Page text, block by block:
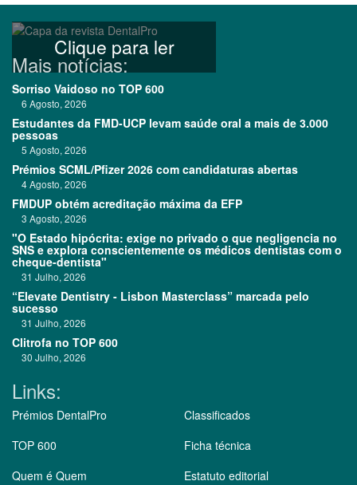
Clique para ler
Mais notícias:
Sorriso Vaidoso no TOP 600
6 Agosto, 2026
Estudantes da FMD-UCP levam saúde oral a mais de 3.000
pessoas
5 Agosto, 2026
Prémios SCML/Pfizer 2026 com candidaturas abertas
4 Agosto, 2026
FMDUP obtém acreditação máxima da EFP
3 Agosto, 2026
"O Estado hipócrita: exige no privado o que negligencia no
SNS e explora conscientemente os médicos dentistas com o
cheque-dentista"
31 Julho, 2026
“Elevate Dentistry - Lisbon Masterclass” marcada pelo
sucesso
31 Julho, 2026
Clitrofa no TOP 600
30 Julho, 2026
Links:
Prémios DentalPro
TOP 600
Quem é Quem
Classificados
Ficha técnica
Estatuto editorial